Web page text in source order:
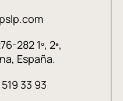
282 1º, 2ª,
España.
33 93